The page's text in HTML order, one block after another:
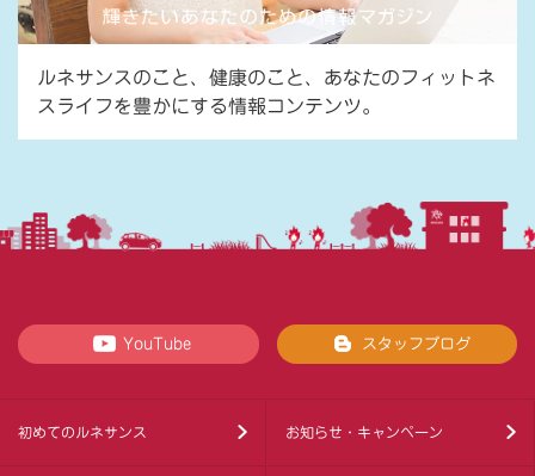
ルネサンスのこと、健康のこと、あなたのフィットネ
スライフを豊かにする情報コンテンツ。
YouTube スタッフブログ
初めてのルネサンス お知らせ・キャンペーン